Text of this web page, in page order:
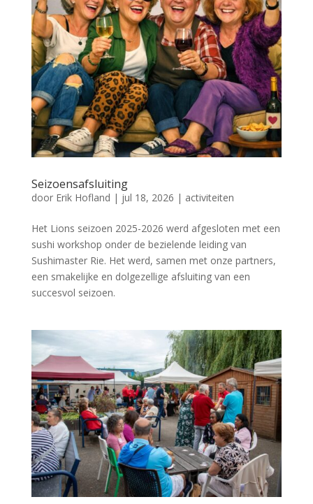
Seizoensafsluiting
door Erik Hofland | jul 18, 2026 | activiteiten
Het Lions seizoen 2025-2026 werd afgesloten met een
sushi workshop onder de bezielende leiding van
Sushimaster Rie. Het werd, samen met onze partners,
een smakelijke en dolgezellige afsluiting van een
succesvol seizoen.